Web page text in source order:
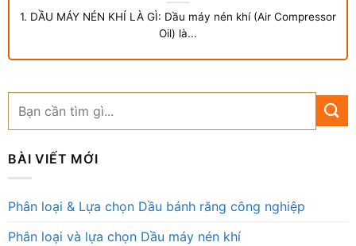
1. DẦU MÁY NÉN KHÍ LÀ GÌ: Dầu máy nén khí (Air Compressor
Oil) là...
BÀI VIẾT MỚI
Phân loại & Lựa chọn Dầu bánh răng công nghiệp
Phân loại và lựa chọn Dầu máy nén khí